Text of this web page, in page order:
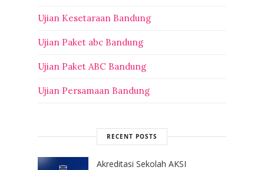
Ujian Kesetaraan Bandung
Ujian Paket abc Bandung
Ujian Paket ABC Bandung
Ujian Persamaan Bandung
RECENT POSTS
Akreditasi Sekolah AKSI